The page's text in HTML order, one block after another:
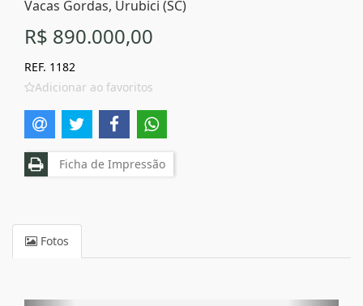
Vacas Gordas, Urubici (SC)
R$ 890.000,00
REF. 1182
Adicionar ao favoritos
Ficha de Impressão
Fotos